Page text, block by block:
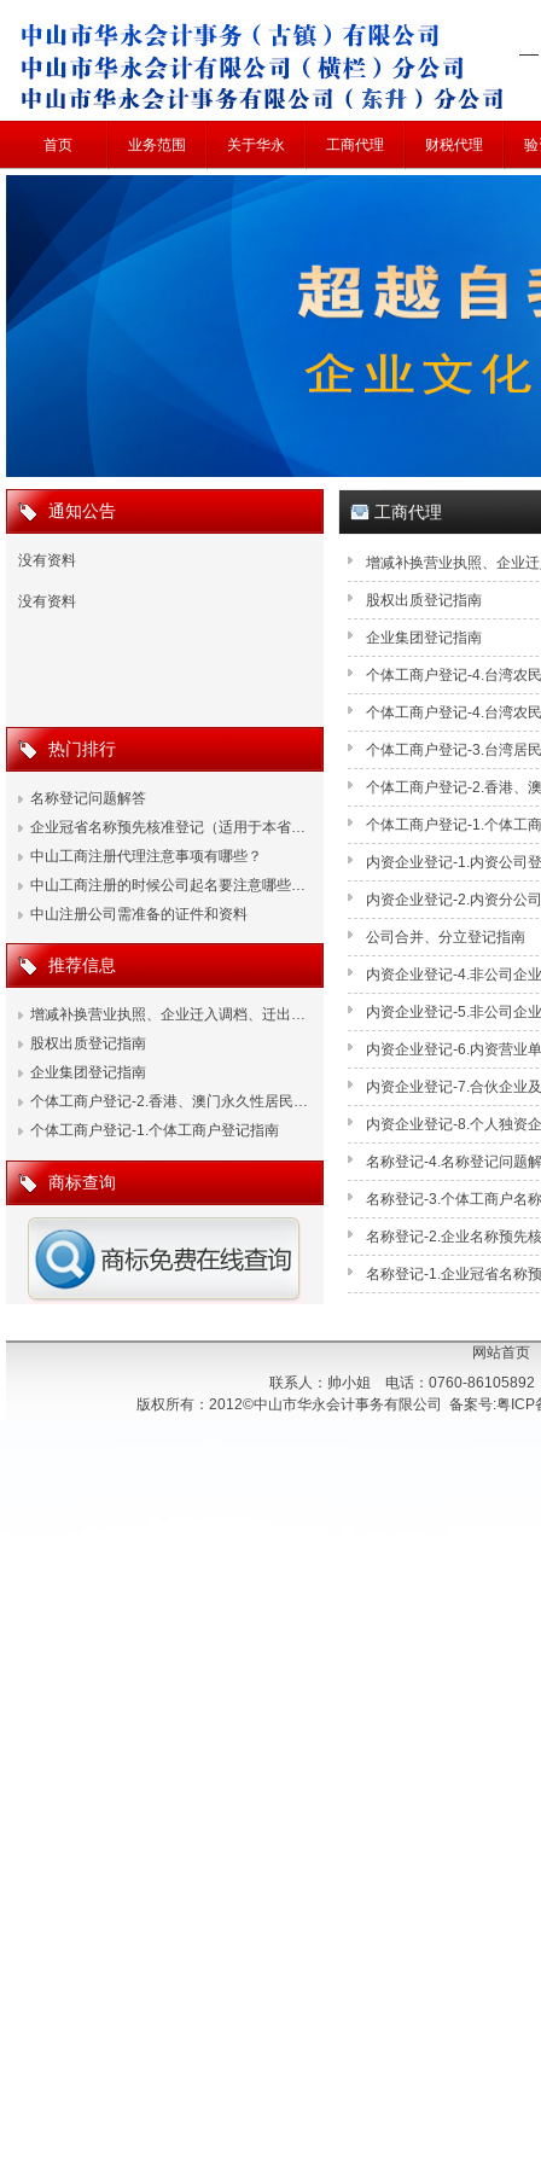
首页 业务范围 关于华永 工商代理 财税代理
工商代理
增减补换营业执照、企业
股权出质登记指南
企业集团登记指南
个体工商户登记-4.台湾农
户登记指南
个体工商户登记-4.台湾农
户登记指南
个体工商户登记-3.台湾居
个体工商户登记-2.香港、
个体工商户登记-1.个体工
内资企业登记-1.内资公司
内资企业登记-2.内资分公
公司合并、分立登记指南
内资企业登记-4.非公司企
内资企业登记-5.非公司企
内资企业登记-6.内资营业
内资企业登记-7.合伙企业
内资企业登记-8.个人独资
名称登记-4.名称登记问题
名称登记-3.个体工商户名
名称登记-2.企业名称预先
名称登记-1.企业冠省名称
通知公告
没有资料
没有资料
热门排行
名称登记问题解答
企业冠省名称预先核准登记（适用于本省…
中山工商注册代理注意事项有哪些？
中山工商注册的时候公司起名要注意哪些…
中山注册公司需准备的证件和资料
推荐信息
增减补换营业执照、企业迁入调档、迁出…
股权出质登记指南
企业集团登记指南
个体工商户登记-2.香港、澳门永久性居民…
个体工商户登记-1.个体工商户登记指南
商标查询
网站首页
联系人：帅小姐 电话：0760-
版权所有：2012©中山市华永会计事务有限公司 备案号:粤